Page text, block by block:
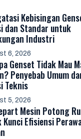
Kebisingan
dan Standar untuk
Industri
6, 2026
Genset Tidak Mau
Penyebab Umum
Teknis
5, 2026
Mesin Potong
Kunci Efisiensi